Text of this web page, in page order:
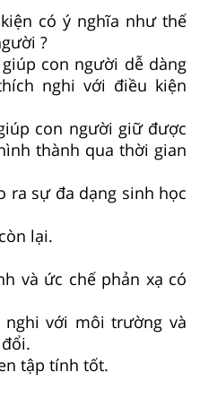
có ý nghĩa như thế
?
con người dễ dàng
nghi với điều kiện
con người giữ được
thành qua thời gian
ra sự đa dạng sinh học
lại.
và ức chế phản xạ có
với môi trường và
tập tính tốt.